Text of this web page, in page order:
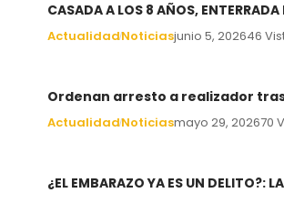
CASADA A LOS 8 AÑOS,
ActualidadNoticiasjunio 5, 202646
Ordenan arresto a realizador
ActualidadNoticiasmayo 29, 202670
¿EL EMBARAZO YA ES UN DELITO?: